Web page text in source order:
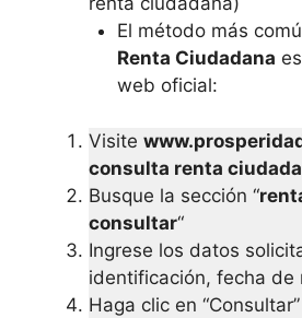
El método más
Renta Ciudadana
web oficial:
Visite
consulta renta
Busque la sección “
consultar“
Ingrese los datos
identificación, fecha de
Haga clic en